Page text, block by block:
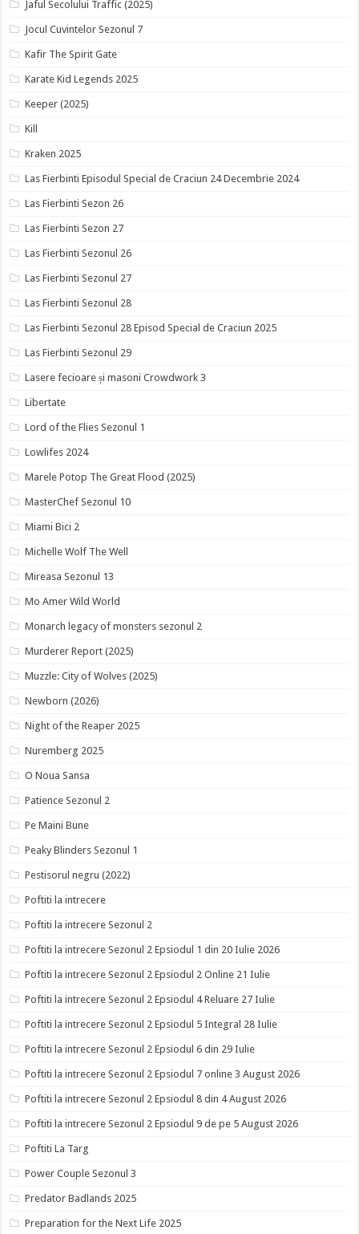
Jaful Secolului Traffic (2025)
Jocul Cuvintelor Sezonul 7
Kafir The Spirit Gate
Karate Kid Legends 2025
Keeper (2025)
Kill
Kraken 2025
Las Fierbinti Episodul Special de Craciun 24 Decembrie 2024
Las Fierbinti Sezon 26
Las Fierbinti Sezon 27
Las Fierbinti Sezonul 26
Las Fierbinti Sezonul 27
Las Fierbinti Sezonul 28
Las Fierbinti Sezonul 28 Episod Special de Craciun 2025
Las Fierbinti Sezonul 29
Lasere fecioare și masoni Crowdwork 3
Libertate
Lord of the Flies Sezonul 1
Lowlifes 2024
Marele Potop The Great Flood (2025)
MasterChef Sezonul 10
Miami Bici 2
Michelle Wolf The Well
Mireasa Sezonul 13
Mo Amer Wild World
Monarch legacy of monsters sezonul 2
Murderer Report (2025)
Muzzle: City of Wolves (2025)
Newborn (2026)
Night of the Reaper 2025
Nuremberg 2025
O Noua Sansa
Patience Sezonul 2
Pe Maini Bune
Peaky Blinders Sezonul 1
Pestisorul negru (2022)
Poftiti la intrecere
Poftiti la intrecere Sezonul 2
Poftiti la intrecere Sezonul 2 Epsiodul 1 din 20 Iulie 2026
Poftiti la intrecere Sezonul 2 Epsiodul 2 Online 21 Iulie
Poftiti la intrecere Sezonul 2 Epsiodul 4 Reluare 27 Iulie
Poftiti la intrecere Sezonul 2 Epsiodul 5 Integral 28 Iulie
Poftiti la intrecere Sezonul 2 Epsiodul 6 din 29 Iulie
Poftiti la intrecere Sezonul 2 Epsiodul 7 online 3 August 2026
Poftiti la intrecere Sezonul 2 Epsiodul 8 din 4 August 2026
Poftiti la intrecere Sezonul 2 Epsiodul 9 de pe 5 August 2026
Poftiti La Targ
Power Couple Sezonul 3
Predator Badlands 2025
Preparation for the Next Life 2025